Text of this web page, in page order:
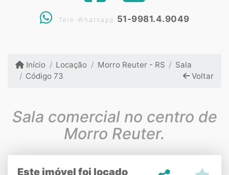
Tele-Whatsapp 51-9981.4.9049
Início Locação Morro Reuter - RS
Sala
Código 73
Voltar
Sala comercial no centro de
Morro Reuter.
Este imóvel foi locado